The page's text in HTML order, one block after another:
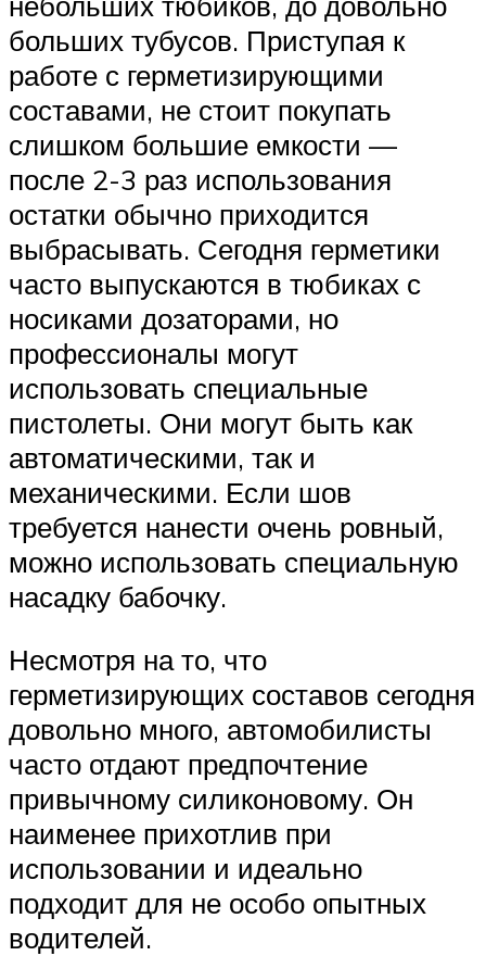
больших тубусов. Приступая к
работе с герметизирующими
составами, не стоит покупать
слишком большие емкости —
после 2-3 раз использования
остатки обычно приходится
выбрасывать. Сегодня герметики
часто выпускаются в тюбиках с
носиками дозаторами, но
профессионалы могут
использовать специальные
пистолеты. Они могут быть как
автоматическими, так и
механическими. Если шов
требуется нанести очень ровный,
можно использовать специальную
насадку бабочку.
Несмотря на то, что
герметизирующих составов сегодня
довольно много, автомобилисты
часто отдают предпочтение
привычному силиконовому. Он
наименее прихотлив при
использовании и идеально
подходит для не особо опытных
водителей.